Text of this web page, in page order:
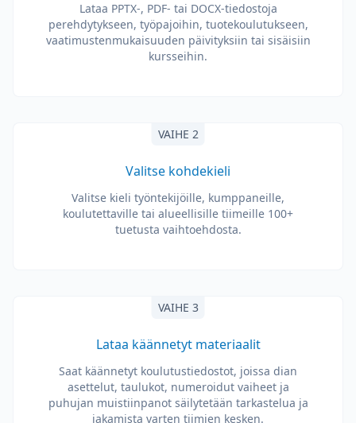
Lataa PPTX-, PDF- tai DOCX-tiedostoja
perehdytykseen, työpajoihin, tuotekoulutukseen,
vaatimustenmukaisuuden päivityksiin tai sisäisiin
kursseihin.
VAIHE 2
Valitse kohdekieli
Valitse kieli työntekijöille, kumppaneille,
koulutettaville tai alueellisille tiimeille 100+
tuetusta vaihtoehdosta.
VAIHE 3
Lataa käännetyt materiaalit
Saat käännetyt koulutustiedostot, joissa dian
asettelut, taulukot, numeroidut vaiheet ja
puhujan muistiinpanot säilytetään tarkastelua ja
jakamista varten tiimien kesken.